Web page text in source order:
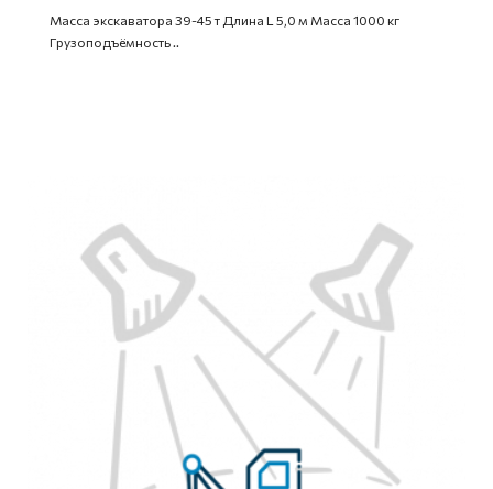
Масса экскаватора 39-45 т Длина L 5,0 м Масса 1000 кг
Грузоподъёмность ..